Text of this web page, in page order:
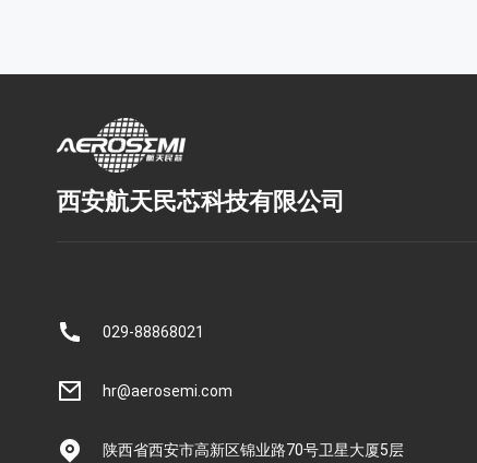
西安航天民芯科技有限公司
029-88868021
hr@aerosemi.com
陕西省西安市高新区锦业路70号卫星大厦5层